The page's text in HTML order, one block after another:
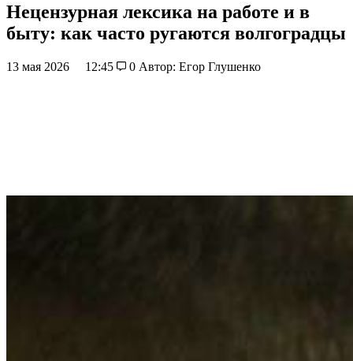
Нецензурная лексика на работе и в
быту: как часто ругаются волгоградцы
13 мая 2026 12:45 0 Автор: Егор Глушенко